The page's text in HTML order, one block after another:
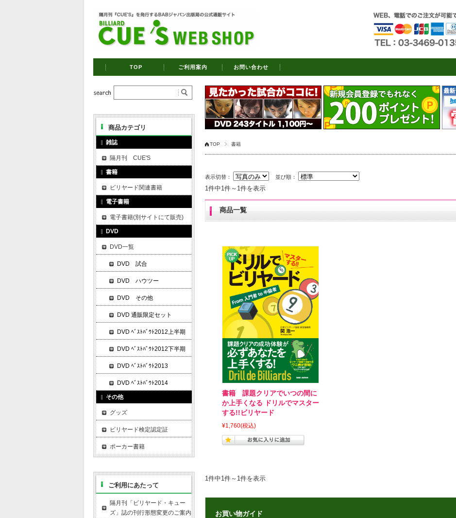
TOP ご利用案内 お問い合わせ
TOP 書籍
表示切替： 並び順：
1件中1件～1件を表示
商品一覧
書籍 課題クリアでいつの間に
か上手くなる ドリルでマスター
する!!ビリヤード
¥1,760(税込)
1件中1件～1件を表示
お買い物ガイド
商品カテゴリ
雑誌
隔月刊 CUE'S
書籍
ビリヤード関連書籍
電子書籍
電子書籍(別サイトにて販売)
DVD
DVD一覧
DVD 試合
DVD ハウツー
DVD その他
DVD 通販限定セット
DVD ﾍﾞｽﾄﾊﾞｳﾄ2012上半期
DVD ﾍﾞｽﾄﾊﾞｳﾄ2012下半期
DVD ﾍﾞｽﾄﾊﾞｳﾄ2013
DVD ﾍﾞｽﾄﾊﾞｳﾄ2014
その他
グッズ
ビリヤード検定認定証
ポーカー書籍
ご利用にあたって
隔月刊「ビリヤード・キュー
ズ」誌の刊行形態変更のご案内